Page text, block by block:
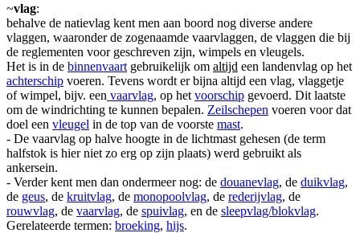
~vlag:
behalve de natievlag kent men aan boord nog diverse andere
vlaggen, waaronder de zogenaamde vaarvlaggen, de vlaggen die bij
de reglementen voor geschreven zijn, wimpels en vleugels.
Het is in de binnenvaart gebruikelijk om altijd een landenvlag op het
achterschip voeren. Tevens wordt er bijna altijd een vlag, vlaggetje
of wimpel, bijv. een vaarvlag, op het voorschip gevoerd. Dit laatste
om de windrichting te kunnen bepalen. Zeilschepen voeren voor dat
doel een vleugel in de top van de voorste mast.
- De vaarvlag op halve hoogte in de lichtmast gehesen (de term
halfstok is hier niet zo erg op zijn plaats) werd gebruikt als
ankersein.
- Verder kent men dan ondermeer nog: de douanevlag, de duikvlag,
de geus, de kruitvlag, de monopoolvlag, de rederijvlag, de
rouwvlag, de vaarvlag, de spuivlag, en de sleepvlag/blokvlag.
Gerelateerde termen: broeking, hijs.